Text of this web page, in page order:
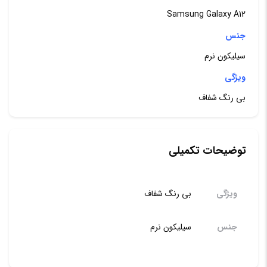
Samsung Galaxy A12
جنس
سیلیکون نرم
ویژگی
بی رنگ شفاف
توضیحات تکمیلی
ویژگی بی رنگ شفاف
جنس سیلیکون نرم